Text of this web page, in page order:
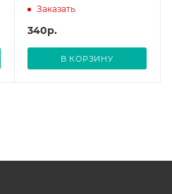
салатовая щетина,
Заказать
340р.
В КОРЗИНУ